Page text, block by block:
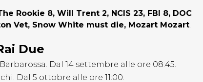
Rookie 8, Will Trent 2, NCIS 23, FBI 8, DOC
Vet, Snow White must die, Mozart Mozart.
Due
Dal 14 settembre alle ore 08:45.
Dal 5 ottobre alle ore 11:00.